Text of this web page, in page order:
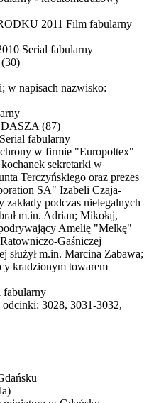
2011 Film fabularny
Serial fabularny
w napisach nazwisko:
(87)
fabularny
w firmie "Europoltex"
sekretarki w
Terczyńskiego oraz prezes
SA" Izabeli Czaja-
podczas nielegalnych
m.in. Adrian; Mikołaj,
Amelię "Melkę"
Gaśniczej
służył m.in. Marcina Zabawa;
kradzionym towarem
fabularny
odcinki: 3028, 3031-3032,